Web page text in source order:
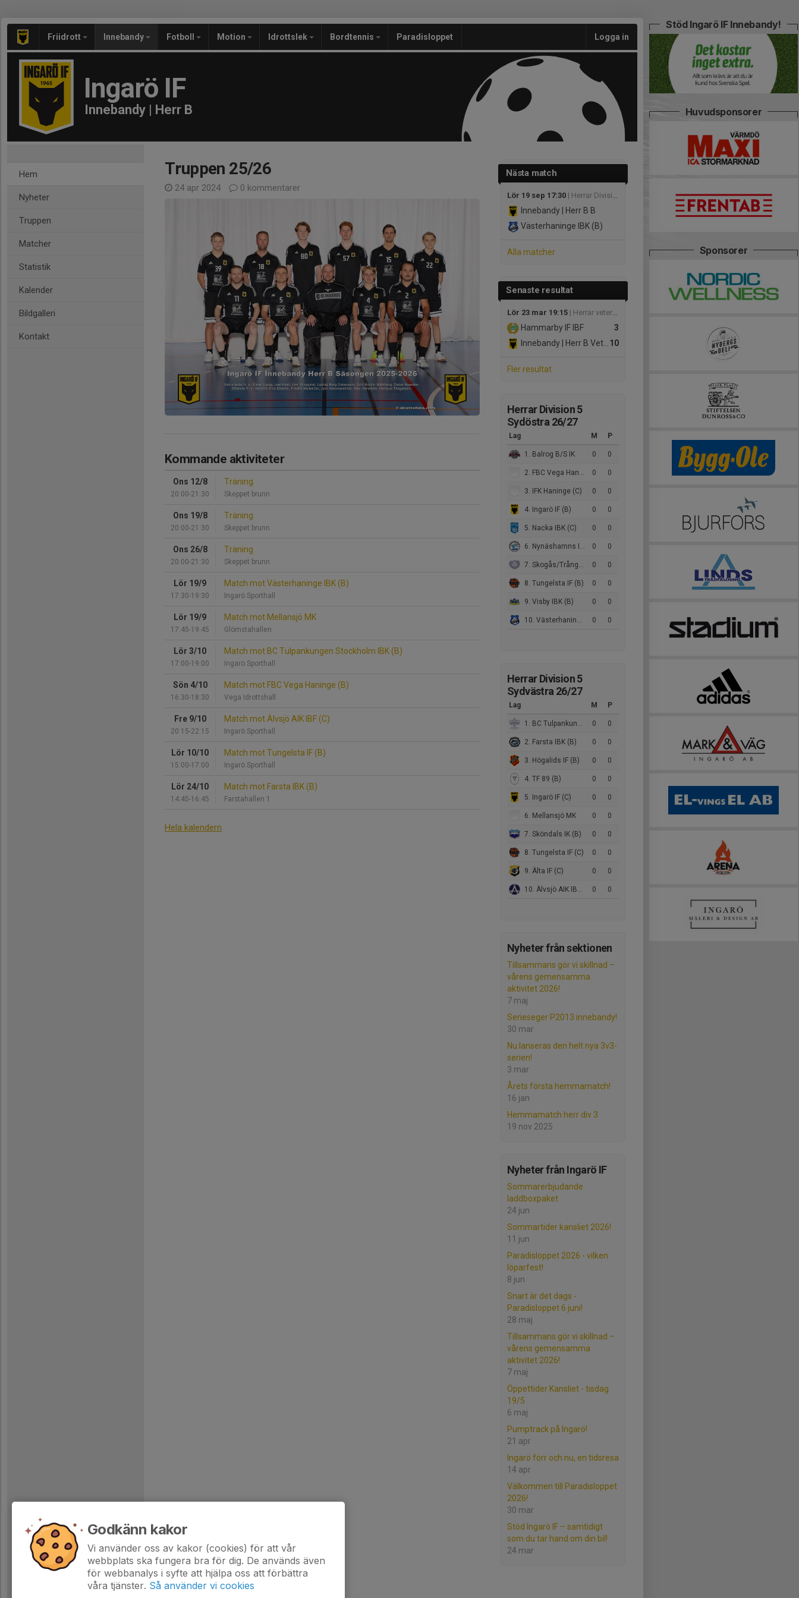
Friidrott Innebandy Fotboll Motion Idrottslek Bordtennis Paradisloppet Logga in
Ingarö IF
Innebandy | Herr B
Hem
Nyheter
Truppen
Matcher
Statistik
Kalender
Bildgalleri
Kontakt
Nästa match
Lör 19 sep 17:30 | Herrar Division 5 Sydöstra
Innebandy | Herr B B
Västerhaninge IBK (B)
Alla matcher
Senaste resultat
Lör 23 mar 19:15 | Herrar veteraner division 2 södra
3
Hammarby IF IBF
10
Innebandy | Herr B Veteran
Fler resultat
Herrar Division 5
Sydöstra 26/27
Lag M P
1. Balrog B/S IK 0 0
2. FBC Vega Haninge (B) 0 0
3. IFK Haninge (C) 0 0
4. Ingarö IF (B) 0 0
5. Nacka IBK (C) 0 0
6. Nynäshamns IBK (B) 0 0
7. Skogås/Trångsunds IBK (B) 0 0
8. Tungelsta IF (B) 0 0
9. Visby IBK (B) 0 0
10. Västerhaninge IBK (B) 0 0
Herrar Division 5
Sydvästra 26/27
Lag M P
1. BC Tulpankungen Stockholm IBK (B) 0 0
2. Farsta IBK (B) 0 0
3. Högalids IF (B) 0 0
4. TF 89 (B) 0 0
5. Ingarö IF (C) 0 0
6. Mellansjö MK 0 0
7. Sköndals IK (B) 0 0
8. Tungelsta IF (C) 0 0
9. Älta IF (C) 0 0
10. Älvsjö AIK IBF (C) 0 0
Nyheter från sektionen
Tillsammans gör vi skillnad –
vårens gemensamma
aktivitet 2026!
7 maj
Serieseger P2013 innebandy!
30 mar
Nu lanseras den helt nya 3v3-
serien!
3 mar
Årets första hemmamatch!
16 jan
Hemmamatch herr div 3
19 nov 2025
Nyheter från Ingarö IF
Sommarerbjudande
laddboxpaket
24 jun
Sommartider kansliet 2026!
11 jun
Paradisloppet 2026 - vilken
löparfest!
8 jun
Snart är det dags -
Paradisloppet 6 juni!
28 maj
Tillsammans gör vi skillnad –
vårens gemensamma
aktivitet 2026!
7 maj
Öppettider Kansliet - tisdag
19/5
6 maj
Pumptrack på Ingarö!
21 apr
Ingarö förr och nu, en tidsresa
14 apr
Välkommen till Paradisloppet
2026!
30 mar
Stöd Ingarö IF – samtidigt
som du tar hand om din bil!
24 mar
Truppen 25/26
24 apr 2024 0 kommentarer
Kommande aktiviteter
Ons 12/8
20:00-21:30
Träning
Skeppet brunn
Ons 19/8
20:00-21:30
Träning
Skeppet brunn
Ons 26/8
20:00-21:30
Träning
Skeppet brunn
Lör 19/9
17:30-19:30
Match mot Västerhaninge IBK (B)
Ingarö Sporthall
Lör 19/9
17:45-19:45
Match mot Mellansjö MK
Glömstahallen
Lör 3/10
17:00-19:00
Match mot BC Tulpankungen Stockholm IBK (B)
Ingarö Sporthall
Sön 4/10
16:30-18:30
Match mot FBC Vega Haninge (B)
Vega Idrottshall
Fre 9/10
20:15-22:15
Match mot Älvsjö AIK IBF (C)
Ingarö Sporthall
Lör 10/10
15:00-17:00
Match mot Tungelsta IF (B)
Ingarö Sporthall
Lör 24/10
14:45-16:45
Match mot Farsta IBK (B)
Farstahallen 1
Hela kalendern
Stöd Ingarö IF Innebandy!
Huvudsponsorer
Sponsorer
Godkänn kakor
Vi använder oss av kakor (cookies) för att vår
webbplats ska fungera bra för dig. De används även
för webbanalys i syfte att hjälpa oss att förbättra
våra tjänster. Så använder vi cookies